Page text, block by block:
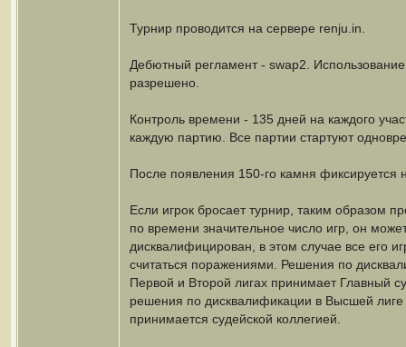
Турнир проводится на сервере renju.in.
Дебютный регламент - swap2.
разрешено.
Контроль времени - 135 дней на каждого
каждую партию. Все партии стартуют
После появления 150-го камня фиксируется
Если игрок бросает турнир, таким образом
по времени значительное число игр, он
дисквалифицирован, в этом случае все его
считаться поражениями. Решения по
Первой и Второй лигах принимает Главный
решения по дисквалификации в Высшей лиге
принимается судейской коллегией.